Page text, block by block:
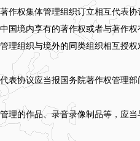
权集体管理组织订立相互代表协
国境内享有的著作权或者与著作权
组织与境外的同类组织相互授权
协议应当报国务院著作权管理部
的作品、录音录像制品等，应当